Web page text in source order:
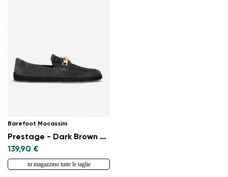
Barefoot Mocassini
Prestage - Dark Brown & Gold
139,90 €
in magazzino tutte le taglie